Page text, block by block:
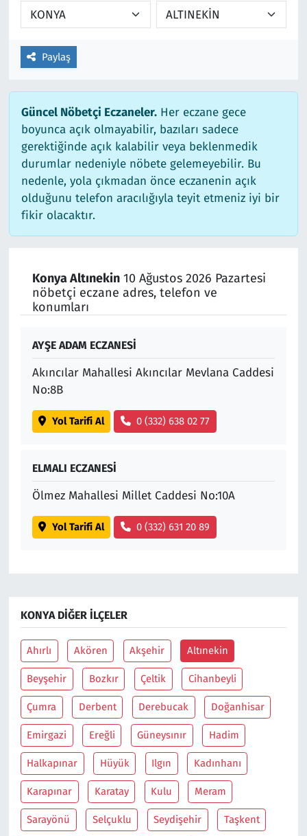
Paylaş
Güncel Nöbetçi Eczaneler.Her eczane gece
boyunca açık olmayabilir, bazıları sadece
gerektiğinde açık kalabilir veya beklenmedik
durumlar nedeniyle nöbete gelemeyebilir. Bu
nedenle, yola çıkmadan önce eczanenin açık
olduğunu telefon aracılığıyla teyit etmeniz iyi bir
fikir olacaktır.
Konya Altınekin10 Ağustos 2026 Pazartesi
nöbetçi eczane adres, telefon ve
konumları
AYŞE ADAM ECZANESİ
Akıncılar Mahallesi Akıncılar Mevlana Caddesi
No:8B
Yol Tarifi Al 0 (332) 638 02 77
ELMALI ECZANESİ
Ölmez Mahallesi Millet Caddesi No:10A
Yol Tarifi Al 0 (332) 631 20 89
KONYA DIĞER İLÇELER
Ahırlı Akören Akşehir Altınekin
Beyşehir Bozkır Çeltik Cihanbeyli
Çumra Derbent Derebucak Doğanhisar
Emirgazi Ereğli Güneysınır Hadim
Halkapınar Hüyük Ilgın Kadınhanı
Karapınar Karatay Kulu Meram
Sarayönü Selçuklu Seydişehir Taşkent